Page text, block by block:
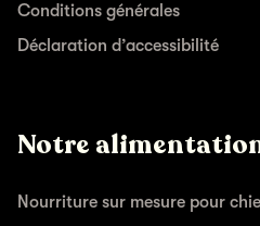
Conditions générales
Déclaration d’accessibilité
Notre
Nourriture sur mesure pour